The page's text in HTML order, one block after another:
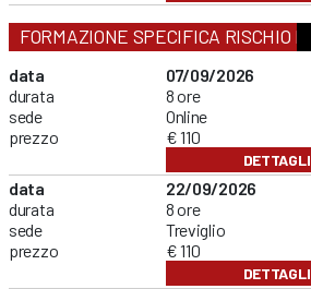
FORMAZIONE SPECIFICA RISCHIO
data
durata
sede
prezzo
07/09/2026
8 ore
Online
€ 110
data
durata
sede
prezzo
22/09/2026
8 ore
Treviglio
€ 110